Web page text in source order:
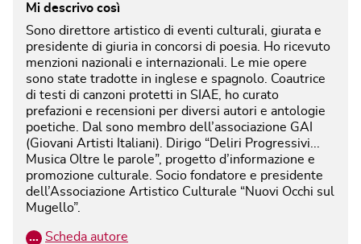
Mi descrivo così
Sono direttore artistico di eventi culturali, giurata e
presidente di giuria in concorsi di poesia. Ho ricevuto
menzioni nazionali e internazionali. Le mie opere
sono state tradotte in inglese e spagnolo. Coautrice
di testi di canzoni protetti in SIAE, ho curato
prefazioni e recensioni per diversi autori e antologie
poetiche. Dal sono membro dell’associazione GAI
(Giovani Artisti Italiani). Dirigo “Deliri Progressivi...
Musica Oltre le parole”, progetto d’informazione e
promozione culturale. Socio fondatore e presidente
dell’Associazione Artistico Culturale “Nuovi Occhi sul
Mugello”.
… Scheda autore